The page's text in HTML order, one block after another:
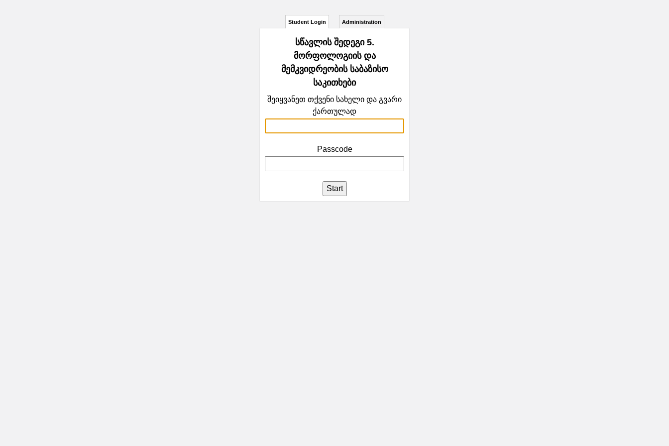
Student Login Administration
სწავლის შედეგი 5.
მორფოლოგიის და
მემკვიდრეობის საბაზისო
საკითხები
შეიყვანეთ თქვენი სახელი და გვარი
ქართულად
Passcode